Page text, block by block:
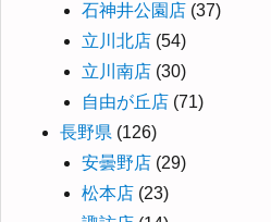
石神井公園店 (37)
立川北店 (54)
立川南店 (30)
自由が丘店 (71)
長野県 (126)
安曇野店 (29)
松本店 (23)